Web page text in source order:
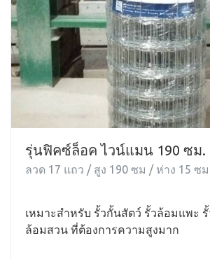
รุ่นฟิคซ์ล็อค ไวน์แมน 190 ซม.
ลวด 17 แถว / สูง 190 ซม / ห่าง 15 ซม
เหมาะสำหรับ รั้วกั้นสัตว์ รั้วล้อมแพะ
ล้อมสวน ที่ต้องการความสูงมาก